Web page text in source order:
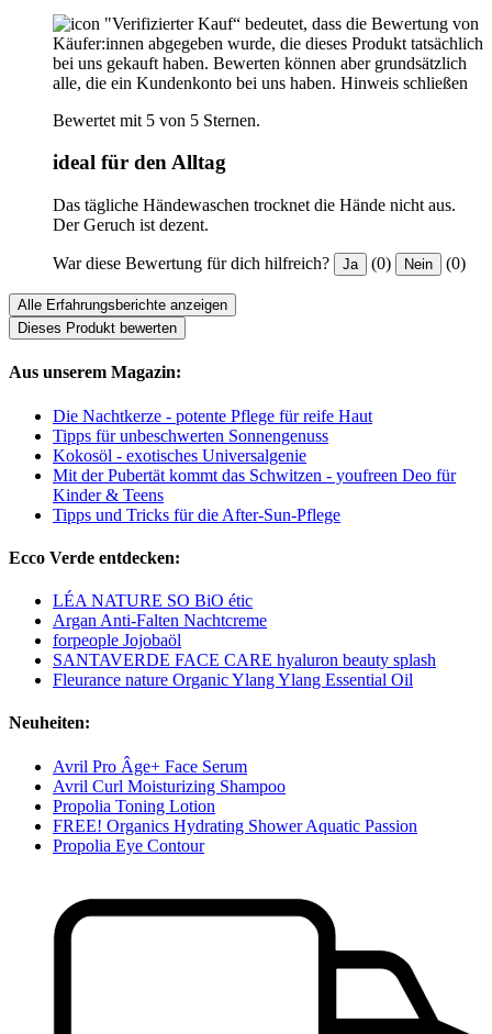
"Verifizierter Kauf“ bedeutet, dass die Bewertung von
Käufer:innen abgegeben wurde, die dieses Produkt tatsächlich
bei uns gekauft haben. Bewerten können aber grundsätzlich
alle, die ein Kundenkonto bei uns haben. Hinweis schließen
Bewertet mit 5 von 5 Sternen.
ideal für den Alltag
Das tägliche Händewaschen trocknet die Hände nicht aus.
Der Geruch ist dezent.
War diese Bewertung für dich hilfreich? Ja (0) Nein (0)
Alle Erfahrungsberichte anzeigen
Dieses Produkt bewerten
Aus unserem Magazin:
Die Nachtkerze - potente Pflege für reife Haut
Tipps für unbeschwerten Sonnengenuss
Kokosöl - exotisches Universalgenie
Mit der Pubertät kommt das Schwitzen - youfreen Deo für
Kinder & Teens
Tipps und Tricks für die After-Sun-Pflege
Ecco Verde entdecken:
LÉA NATURE SO BiO étic
Argan Anti-Falten Nachtcreme
forpeople Jojobaöl
SANTAVERDE FACE CARE hyaluron beauty splash
Fleurance nature Organic Ylang Ylang Essential Oil
Neuheiten:
Avril Pro Âge+ Face Serum
Avril Curl Moisturizing Shampoo
Propolia Toning Lotion
FREE! Organics Hydrating Shower Aquatic Passion
Propolia Eye Contour